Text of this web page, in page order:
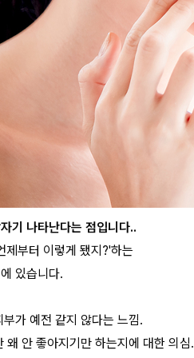
기 나타난다는 점입니다..
제부터 이렇게 됐지?'하는
있습니다.
가 예전 같지 않다는 느낌.
왜 안 좋아지기만 하는지에 대한 의심.